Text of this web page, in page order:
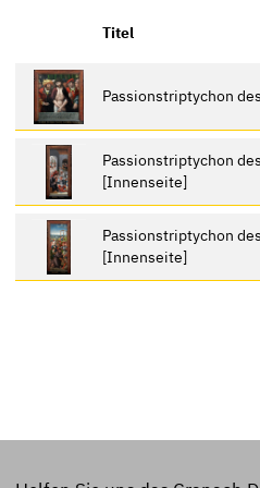
Titel
Passionstriptychon
Passionstriptychon
[Innenseite]
Passionstriptychon
[Innenseite]